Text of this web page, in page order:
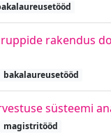
rakendus
bakalaureusetööd
süsteemi
magistritööd